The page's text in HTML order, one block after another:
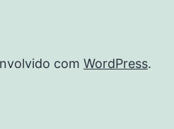
com WordPress.